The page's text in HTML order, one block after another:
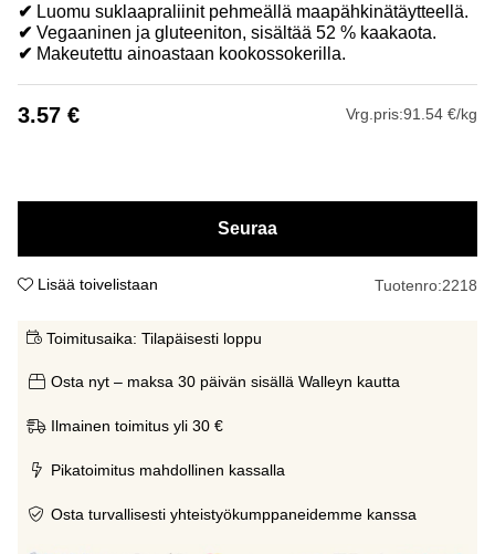
✔ Luomu suklaapraliinit pehmeällä maapähkinätäytteellä.
✔ Vegaaninen ja gluteeniton, sisältää 52 % kaakaota.
✔ Makeutettu ainoastaan kookossokerilla.
3.57 € Vrg.pris:91.54 €/kg
Seuraa
Lisää toivelistaan Tuotenro:2218
Toimitusaika: Tilapäisesti loppu
Osta nyt – maksa 30 päivän sisällä Walleyn kautta
Ilmainen toimitus yli 30 €
Pikatoimitus mahdollinen kassalla
Osta turvallisesti yhteistyökumppaneidemme kanssa